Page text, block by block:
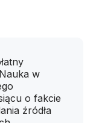
w
o fakcie
źródła